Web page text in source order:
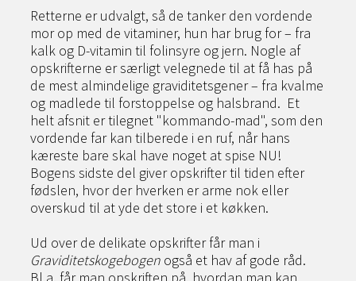
Retterne er udvalgt, så de tanker den vordende
mor op med de vitaminer, hun har brug for – fra
kalk og D-vitamin til folinsyre og jern. Nogle af
opskrifterne er særligt velegnede til at få has på
de mest almindelige graviditetsgener – fra kvalme
og madlede til forstoppelse og halsbrand. Et
helt afsnit er tilegnet "kommando-mad", som den
vordende far kan tilberede i en ruf, når hans
kæreste bare skal have noget at spise NU!
Bogens sidste del giver opskrifter til tiden efter
fødslen, hvor der hverken er arme nok eller
overskud til at yde det store i et køkken.
Ud over de delikate opskrifter får man i
Graviditetskogebogen også et hav af gode råd.